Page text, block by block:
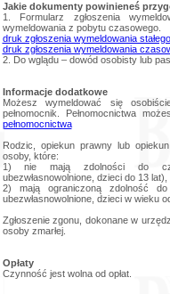
Jakie dokumenty powinieneś
1. Formularz zgłoszenia
wymeldowania z pobytu czasowego.
druk zgłoszenia wymeldowania stałego
druk zgłoszenia wymeldowania
2. Do wglądu – dowód osobisty lub
Informacje dodatkowe
Możesz wymeldować się
pełnomocnik. Pełnomocnictwa
pełnomocnictwa
Rodzic, opiekun prawny lub
osoby, które:
1) nie mają zdolności do
ubezwłasnowolnione, dzieci do 13 lat),
2) mają ograniczoną zdolność
ubezwłasnowolnione, dzieci w wieku
Zgłoszenie zgonu, dokonane w
osoby zmarłej.
Opłaty
Czynność jest wolna od opłat.